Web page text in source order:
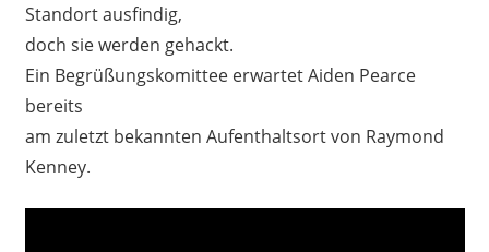
Standort ausfindig,
doch sie werden gehackt.
Ein Begrüßungskomittee erwartet Aiden Pearce
bereits
am zuletzt bekannten Aufenthaltsort von Raymond
Kenney.